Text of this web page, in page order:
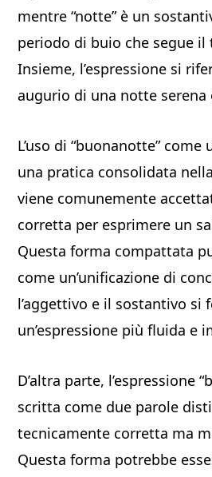
mentre “notte” è un
periodo di buio che segue
Insieme, l’espressione si
augurio di una notte serena
L’uso di “buonanotte” come
una pratica consolidata
viene comunemente
corretta per esprimere un
Questa forma compattata
come un’unificazione di
l’aggettivo e il sostantivo si
un’espressione più fluida e
D’altra parte, l’espressione
scritta come due parole
tecnicamente corretta ma
Questa forma potrebbe